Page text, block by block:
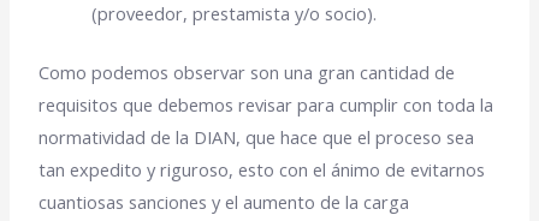
(proveedor, prestamista y/o socio).
Como podemos observar son una gran cantidad de
requisitos que debemos revisar para cumplir con toda la
normatividad de la DIAN, que hace que el proceso sea
tan expedito y riguroso, esto con el ánimo de evitarnos
cuantiosas sanciones y el aumento de la carga